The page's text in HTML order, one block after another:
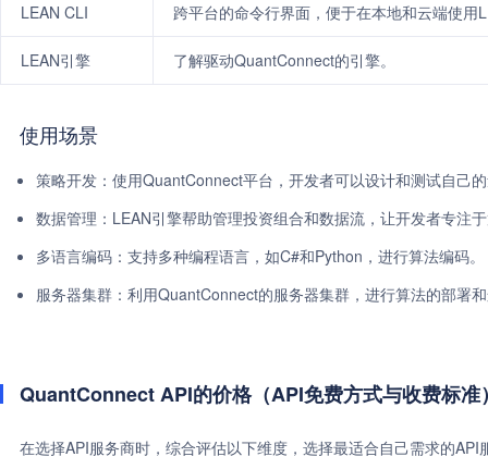
LEAN CLI 跨平台的命令行界面，便于在本地和云端使用
LEAN引擎 了解驱动QuantConnect的引擎。
使用场景
策略开发：使用QuantConnect平台，开发者可以设计和测试自己
数据管理：LEAN引擎帮助管理投资组合和数据流，让开发者专注
多语言编码：支持多种编程语言，如C#和Python，进行算法编码。
服务器集群：利用QuantConnect的服务器集群，进行算法的部署
QuantConnect API的价格（API免费方式与收费标准
在选择API服务商时，综合评估以下维度，选择最适合自己需求的